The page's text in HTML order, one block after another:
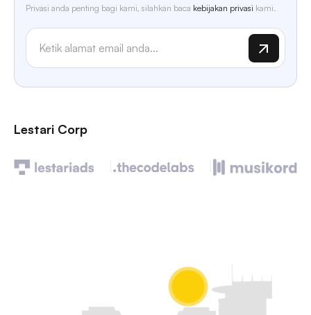
Privasi anda penting bagi kami, silahkan baca kebijakan privasi kami.
Lestari Corp